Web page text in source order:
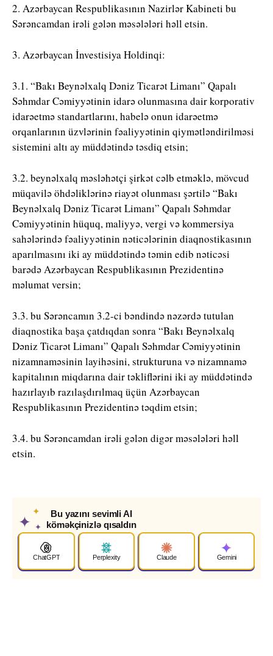
2. Azərbaycan Respublikasının Nazirlər Kabineti bu
Sərəncamdan irəli gələn məsələləri həll etsin.
3. Azərbaycan İnvestisiya Holdinqi:
3.1. “Bakı Beynəlxalq Dəniz Ticarət Limanı” Qapalı
Səhmdar Cəmiyyətinin idarə olunmasına dair korporativ
idarəetmə standartlarını, habelə onun idarəetmə
orqanlarının üzvlərinin fəaliyyətinin qiymətləndirilməsi
sistemini altı ay müddətində təsdiq etsin;
3.2. beynəlxalq məsləhətçi şirkət cəlb etməklə, mövcud
müqavilə öhdəliklərinə riayət olunması şərtilə “Bakı
Beynəlxalq Dəniz Ticarət Limanı” Qapalı Səhmdar
Cəmiyyətinin hüquq, maliyyə, vergi və kommersiya
sahələrində fəaliyyətinin nəticələrinin diaqnostikasının
aparılmasını iki ay müddətində təmin edib nəticəsi
barədə Azərbaycan Respublikasının Prezidentinə
məlumat versin;
3.3. bu Sərəncamın 3.2-ci bəndində nəzərdə tutulan
diaqnostika başa çatdıqdan sonra “Bakı Beynəlxalq
Dəniz Ticarət Limanı” Qapalı Səhmdar Cəmiyyətinin
nizamnaməsinin layihəsini, strukturuna və nizamnamə
kapitalının miqdarına dair təkliflərini iki ay müddətində
hazırlayıb razılaşdırılmaq üçün Azərbaycan
Respublikasının Prezidentinə təqdim etsin;
3.4. bu Sərəncamdan irəli gələn digər məsələləri həll
etsin.
✦
✦
✦
Bu yazını sevimli AI
köməkçinizlə qısaldın
ChatGPT Perplexity Claude Gemini